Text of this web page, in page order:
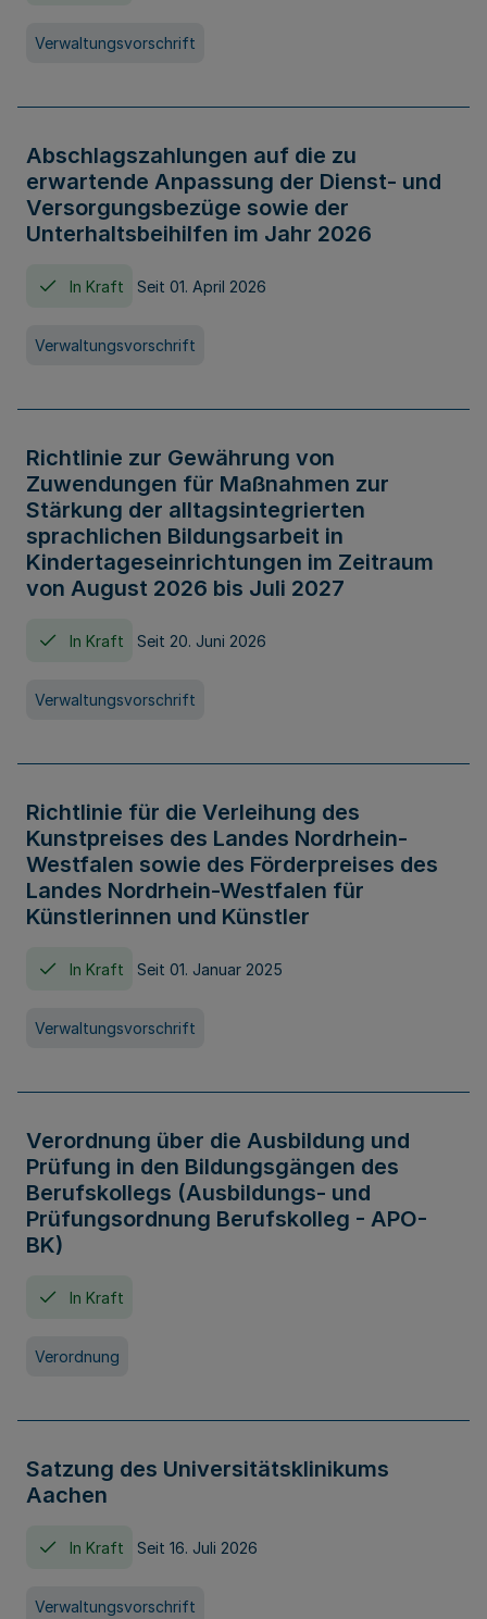
Verwaltungsvorschrift
Abschlagszahlungen auf die zu
erwartende Anpassung der Dienst- und
Versorgungsbezüge sowie der
Unterhaltsbeihilfen im Jahr 2026
In Kraft Seit 01. April 2026
Verwaltungsvorschrift
Richtlinie zur Gewährung von
Zuwendungen für Maßnahmen zur
Stärkung der alltagsintegrierten
sprachlichen Bildungsarbeit in
Kindertageseinrichtungen im Zeitraum
von August 2026 bis Juli 2027
In Kraft Seit 20. Juni 2026
Verwaltungsvorschrift
Richtlinie für die Verleihung des
Kunstpreises des Landes Nordrhein-
Westfalen sowie des Förderpreises des
Landes Nordrhein-Westfalen für
Künstlerinnen und Künstler
In Kraft Seit 01. Januar 2025
Verwaltungsvorschrift
Verordnung über die Ausbildung und
Prüfung in den Bildungsgängen des
Berufskollegs (Ausbildungs- und
Prüfungsordnung Berufskolleg - APO-
BK)
In Kraft
Verordnung
Satzung des Universitätsklinikums
Aachen
In Kraft Seit 16. Juli 2026
Verwaltungsvorschrift